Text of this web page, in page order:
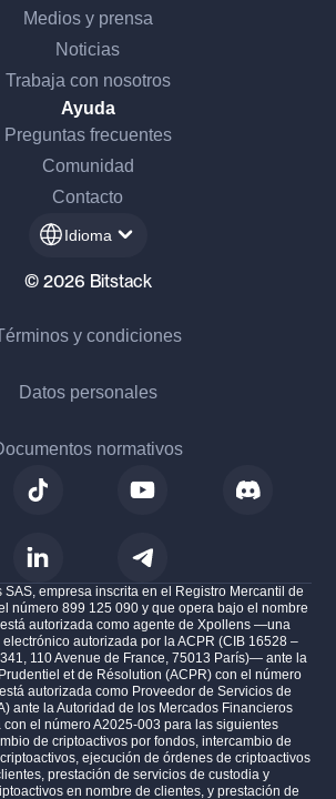
Medios y prensa
Noticias
Trabaja con nosotros
Ayuda
Preguntas frecuentes
Comunidad
Contacto
Idioma
© 2026 Bitstack
y condiciones
Datos personales
normativos
SAS, empresa inscrita en el Registro Mercantil de
número 899 125 090 y que opera bajo el nombre
autorizada como agente de Xpollens —una
autorizada por la ACPR (CIB 16528 –
110 Avenue de France, 75013 París)— ante la
et de Résolution (ACPR) con el número
autorizada como Proveedor de Servicios de
ante la Autoridad de los Mercados Financieros
con el número A2025-003 para las siguientes
de criptoactivos por fondos, intercambio de
ejecución de órdenes de criptoactivos
prestación de servicios de custodia y
en nombre de clientes, y prestación de